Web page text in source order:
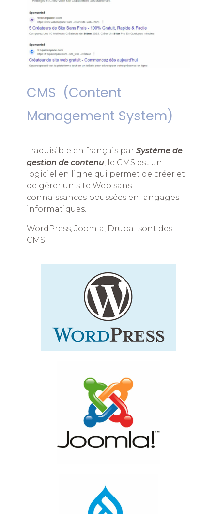
CMS (Content
Management System)
Traduisible en français par Système de
gestion de contenu , le CMS est un
logiciel en ligne qui permet de créer et
de gérer un site Web sans
connaissances poussées en langages
informatiques.
WordPress, Joomla, Drupal sont des
CMS.